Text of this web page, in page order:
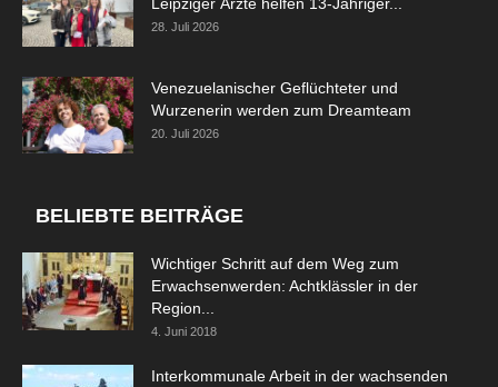
Leipziger Ärzte helfen 13-Jähriger...
28. Juli 2026
Venezuelanischer Geflüchteter und
Wurzenerin werden zum Dreamteam
20. Juli 2026
BELIEBTE BEITRÄGE
Wichtiger Schritt auf dem Weg zum
Erwachsenwerden: Achtklässler in der
Region...
4. Juni 2018
Interkommunale Arbeit in der wachsenden